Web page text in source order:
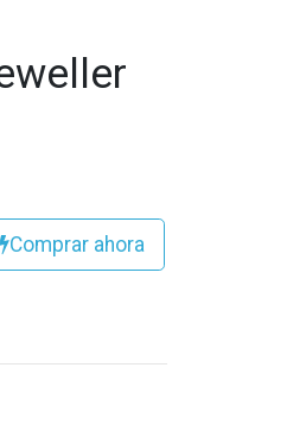
Comprar ahora